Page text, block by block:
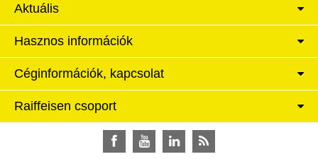
Aktuális
Hasznos információk
Céginformációk, kapcsolat
Raiffeisen csoport
FacebookYouTubeLinkedInRSS